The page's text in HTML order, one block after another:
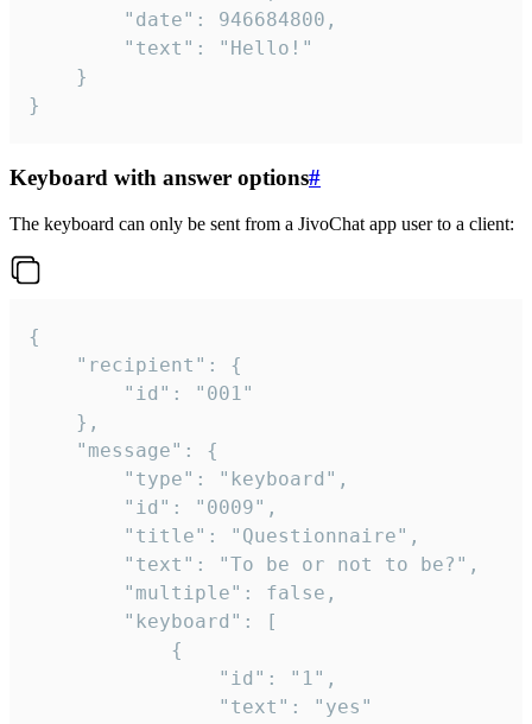
}
Keyboard with answer options#
The keyboard can only be sent from a JivoChat app user to a client:
{